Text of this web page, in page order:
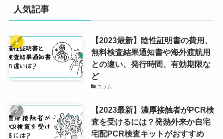
人気記事
【2023最新】陰性証明書の費用、
無料検査結果通知書や海外渡航用
との違い、発行時間、有効期限な
ど
コラム
【2023最新】濃厚接触者がPCR検
査を受けるには？発熱外来か自宅
宅配PCR検査キットがおすすめ